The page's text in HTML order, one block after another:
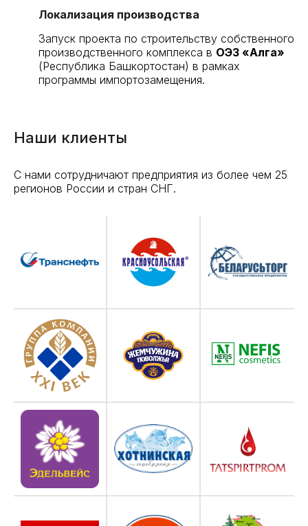
Локализация производства
Запуск проекта по строительству собственного
производственного комплекса в ОЭЗ «Алга»
(Республика Башкортостан) в рамках
программы импортозамещения.
Наши клиенты
С нами сотрудничают предприятия из более чем 25
регионов России и стран СНГ.